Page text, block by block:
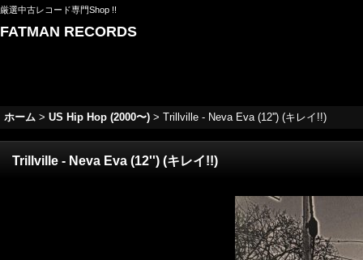
厳選中古レコード専門Shop !!
FATMAN RECORDS
ホーム > US Hip Hop (2000〜) > Trillville - Neva Eva (12'') (キレイ!!)
Trillville - Neva Eva (12'') (キレイ!!)